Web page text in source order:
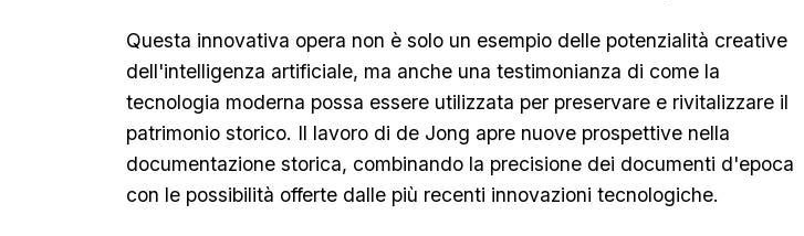
Questa innovativa opera non è solo un esempio delle potenzialità creative
dell'intelligenza artificiale, ma anche una testimonianza di come la
tecnologia moderna possa essere utilizzata per preservare e rivitalizzare il
patrimonio storico. Il lavoro di de Jong apre nuove prospettive nella
documentazione storica, combinando la precisione dei documenti d'epoca
con le possibilità offerte dalle più recenti innovazioni tecnologiche.